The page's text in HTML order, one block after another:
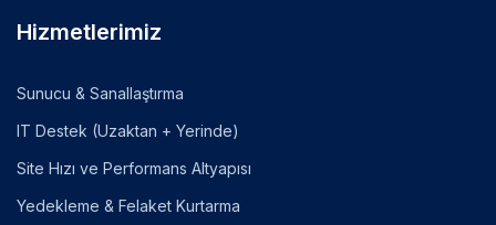
Hizmetlerimiz
Sunucu & Sanallaştırma
IT Destek (Uzaktan + Yerinde)
Site Hızı ve Performans Altyapısı
Yedekleme & Felaket Kurtarma